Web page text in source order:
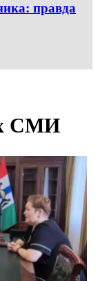
правда